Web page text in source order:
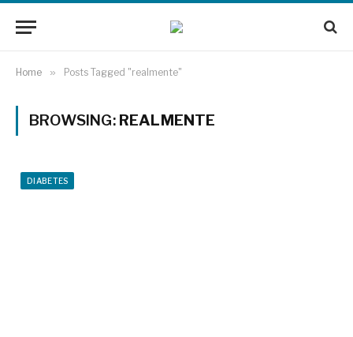
Home » Posts Tagged "realmente"
BROWSING: REALMENTE
DIABETES